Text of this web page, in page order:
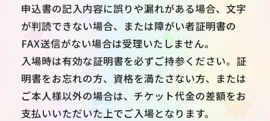
申込書の記入内容に誤りや漏れがある場合、文字
が判読できない場合、または障がい者証明書の
FAX送信がない場合は受理いたしません。
入場時は有効な証明書を必ずご持参ください。証
明書をお忘れの方、資格を満たさない方、または
ご本人様以外の場合は、チケット代金の差額をお
支払いいただいた上でご入場となります。